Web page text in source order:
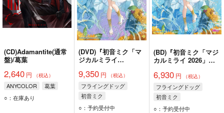
(CD)Adamantite(通常
盤)/葛葉
2,640 円 （税込）
ANYCOLOR
葛葉
○：在庫あり
(DVD)『初音ミク「マ
ジカルミライ
9,350 円 （税込）
フライングドッグ
初音ミク
○：予約受付中
(BD)『初音ミク「マジ
カルミライ 2026」』
6,930円 （税込）
フライングドッグ
初音ミク
○：予約受付中